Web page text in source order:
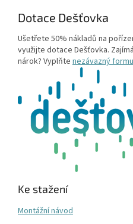
Dotace Dešťovka
Ušetřete 50% nákladů na
využijte dotace Dešťovka.
nárok? Vyplňte nezávazný
Ke stažení
Montážní návod